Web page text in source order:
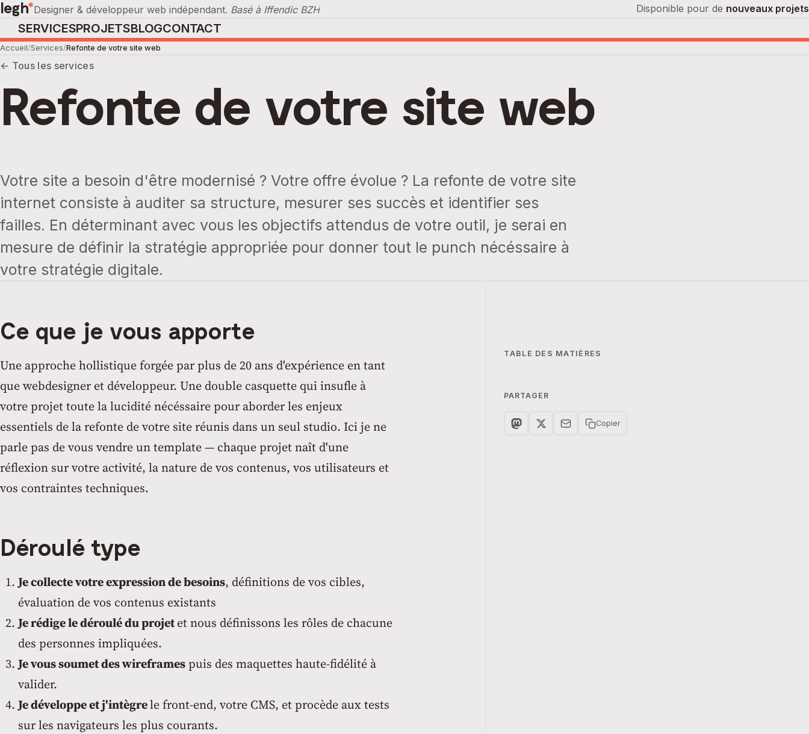
legh*Designer & développeur web indépendant. Basé à Iffendic BZH Disponible pour de nouveaux projets
SERVICESPROJETSBLOGCONTACT
Accueil Services Refonte de votre site web
← Tous les services
Refonte de votre site web
Votre site a besoin d'être modernisé ? Votre offre évolue ? La refonte de votre site
internet consiste à auditer sa structure, mesurer ses succès et identifier ses
failles. En déterminant avec vous les objectifs attendus de votre outil, je serai en
mesure de définir la stratégie appropriée pour donner tout le punch nécéssaire à
votre stratégie digitale.
Ce que je vous apporte
Une approche hollistique forgée par plus de 20 ans d'expérience en tant
que webdesigner et développeur. Une double casquette qui insufle à
votre projet toute la lucidité nécéssaire pour aborder les enjeux
essentiels de la refonte de votre site réunis dans un seul studio. Ici je ne
parle pas de vous vendre un template — chaque projet naît d'une
réflexion sur votre activité, la nature de vos contenus, vos utilisateurs et
vos contraintes techniques.
Déroulé type
Je collecte votre expression de besoins, définitions de vos cibles,
évaluation de vos contenus existants
Je rédige le déroulé du projetet nous définissons les rôles de chacune
des personnes impliquées.
Je vous soumet des wireframespuis des maquettes haute-fidélité à
valider.
Je développe et j'intègrele front-end, votre CMS, et procède aux tests
sur les navigateurs les plus courants.
TABLE DES MATIÈRES
PARTAGER
Copier